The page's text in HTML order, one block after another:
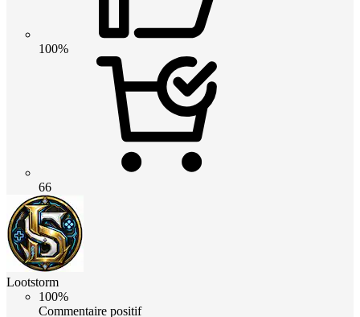
100%
66
Lootstorm
100%
Commentaire positif